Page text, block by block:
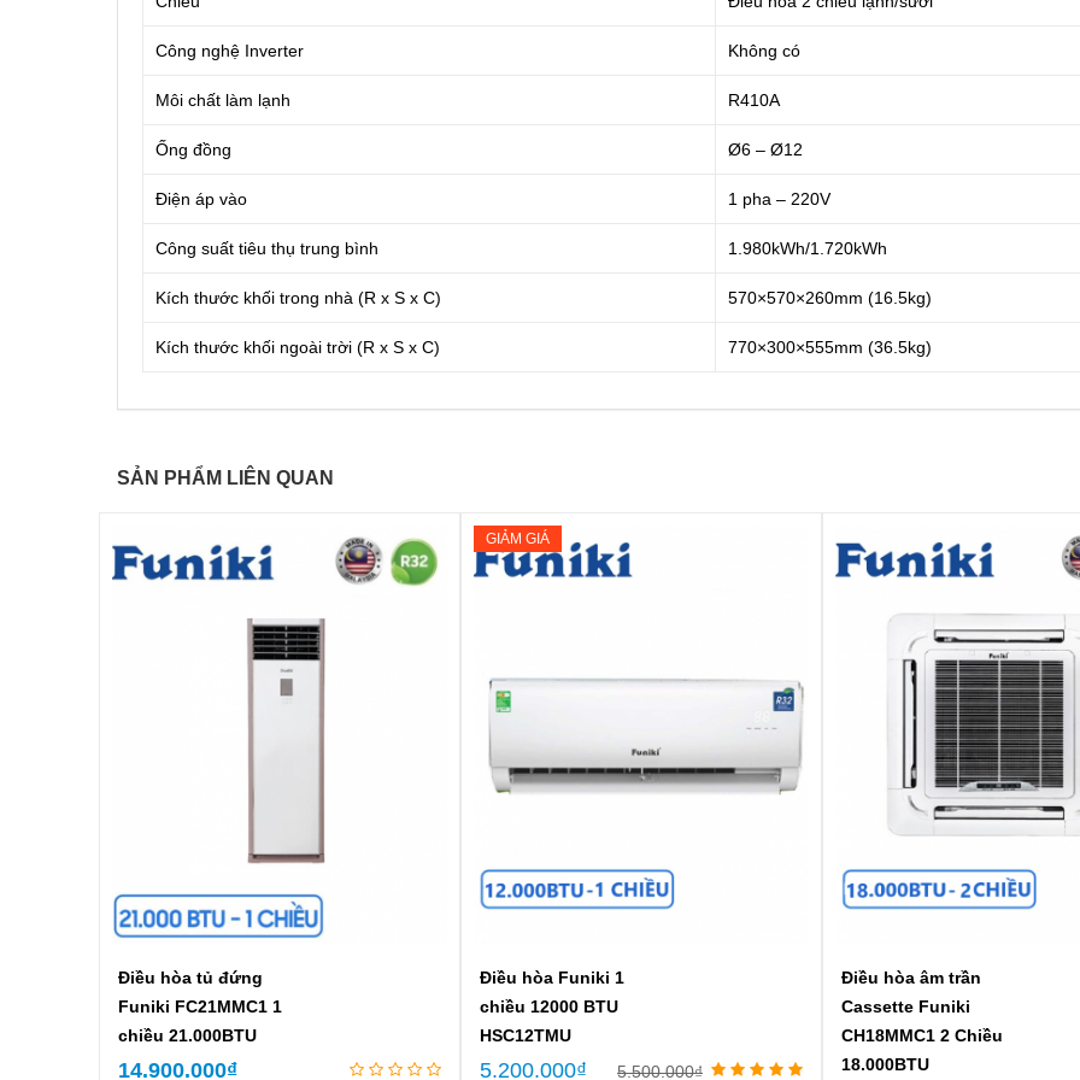
Công nghệ Inverter Không có
Môi chất làm lạnh R410A
Ống đồng Ø6 – Ø12
Điện áp vào 1 pha – 220V
Công suất tiêu thụ trung bình 1.980kWh/1.720kWh
Kích thước khối trong nhà (R x S x C) 570×570×260mm (16.5kg)
Kích thước khối ngoài trời (R x S x C) 770×300×555mm (36.5kg)
SẢN PHẨM LIÊN QUAN
Điều hòa tủ đứng
Funiki FC21MMC1 1
chiều 21.000BTU
14.900.000₫
GIẢM GIÁ
Điều hòa Funiki 1
chiều 12000 BTU
HSC12TMU
5.500.000₫
5.200.000₫
Điều hòa âm trần
Cassette Funiki
CH18MMC1 2 Chiều
18.000BTU